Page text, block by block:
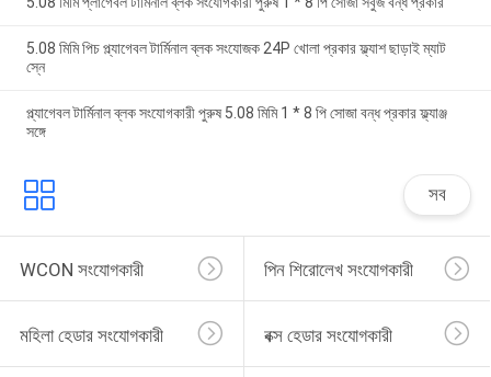
5.08 মিমি পিচ প্ল্যাগেবল টার্মিনাল ব্লক সংযোজক 24P খোলা প্রকার ফ্ল্যাশ ছাড়াই ম্যাট
স্নে
প্ল্যাগেবল টার্মিনাল ব্লক সংযোগকারী পুরুষ 5.08 মিমি 1 * 8 পি সোজা বন্ধ প্রকার ফ্ল্যাঞ্জ
সঙ্গে
সব
WCON সংযোগকারী পিন শিরোলেখ সংযোগকারী
মহিলা হেডার সংযোগকারী বক্স হেডার সংযোগকারী